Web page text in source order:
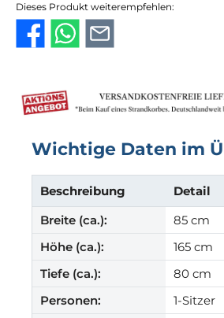
Dieses Produkt weiterempfehlen:
Wichtige Daten im
Beschreibung
Detail
Breite (ca.):
85 cm
Höhe (ca.):
165 cm
Tiefe (ca.):
80 cm
Personen:
1-Sitzer